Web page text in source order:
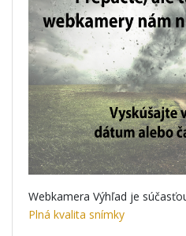
Webkamera Výhľad je
Plná kvalita snímky